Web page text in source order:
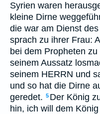
Syrien waren
kleine Dirne
die war am Dienst
sprach zu ihrer Frau:
bei dem Propheten
seinem Aussatz
seinem HERRN und
und so hat die Dirne
geredet. 5 Der König
hin, ich will dem